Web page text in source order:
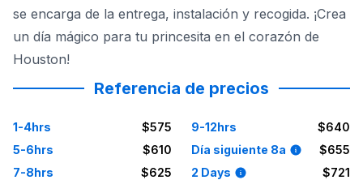
se encarga de la entrega, instalación y recogida. ¡Crea
un día mágico para tu princesita en el corazón de
Houston!
Referencia de precios
1-4hrs
$575
5-6hrs
$610
7-8hrs
$625
9-12hrs
$640
Día siguiente 8a
$655
2 Days
$721